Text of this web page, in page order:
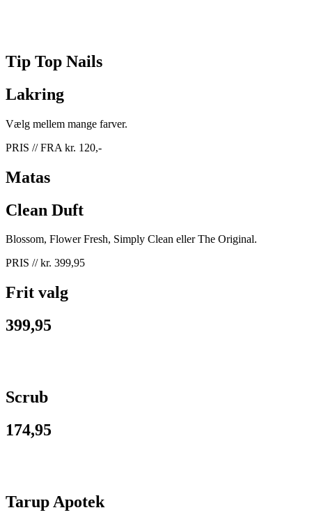
Tip Top Nails
Lakring
Vælg mellem mange farver.
PRIS // FRA kr. 120,-
Matas
Clean Duft
Blossom, Flower Fresh, Simply Clean eller The Original.
PRIS // kr. 399,95
Frit valg
399,95
Scrub
174,95
Tarup Apotek